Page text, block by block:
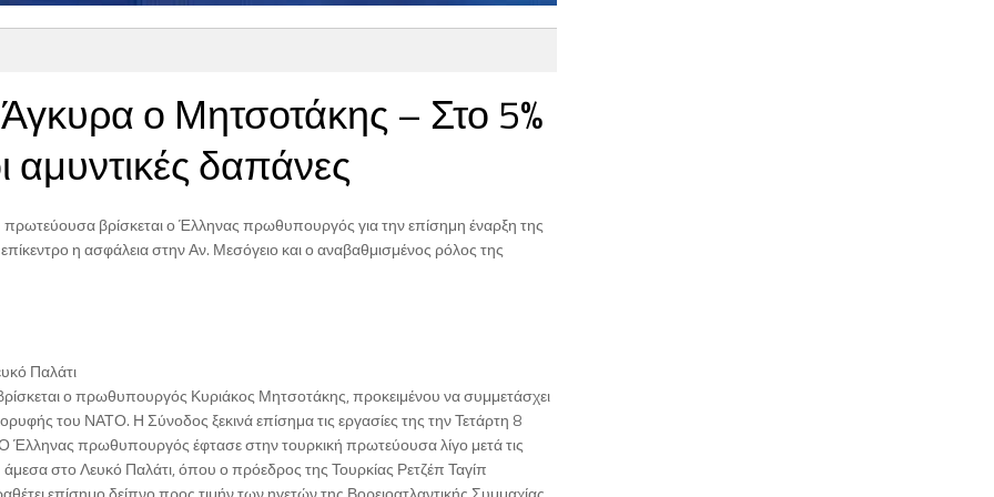
ο Μητσοτάκης – Στο 5%
δαπάνες
πρωτεύουσα βρίσκεται ο Έλληνας πρωθυπουργός για την επίσημη έναρξη της
η ασφάλεια στην Αν. Μεσόγειο και ο αναβαθμισμένος ρόλος της
Παλάτι
ο πρωθυπουργός Κυριάκος Μητσοτάκης, προκειμένου να συμμετάσχει
του ΝΑΤΟ. Η Σύνοδος ξεκινά επίσημα τις εργασίες της την Τετάρτη 8
Έλληνας πρωθυπουργός έφτασε στην τουρκική πρωτεύουσα λίγο μετά τις
στο Λευκό Παλάτι, όπου ο πρόεδρος της Τουρκίας Ρετζέπ Ταγίπ